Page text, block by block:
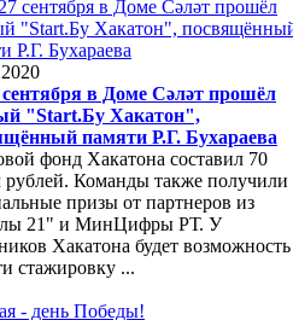
сентября в Доме Сәләт прошёл
"Start.Бу Хакатон",
памяти Р.Г. Бухараева
фонд Хакатона составил 70
рублей. Команды также получили
призы от партнеров из
21" и МинЦифры РТ. У
Хакатона будет возможность
стажировку ...